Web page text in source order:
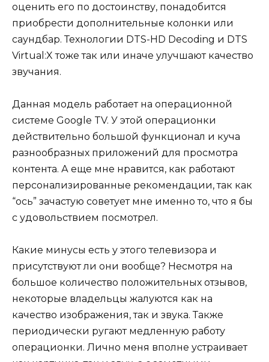
оценить его по достоинству, понадобится
приобрести дополнительные колонки или
саундбар. Технологии DTS-HD Decoding и DTS
Virtual:X тоже так или иначе улучшают качество
звучания.
Данная модель работает на операционной
системе Google TV. У этой операционки
действительно большой функционал и куча
разнообразных приложений для просмотра
контента. А еще мне нравится, как работают
персонализированные рекомендации, так как
“ось” зачастую советует мне именно то, что я бы
с удовольствием посмотрел.
Какие минусы есть у этого телевизора и
присутствуют ли они вообще? Несмотря на
большое количество положительных отзывов,
некоторые владельцы жалуются как на
качество изображения, так и звука. Также
периодически ругают медленную работу
операционки. Лично меня вполне устраивает